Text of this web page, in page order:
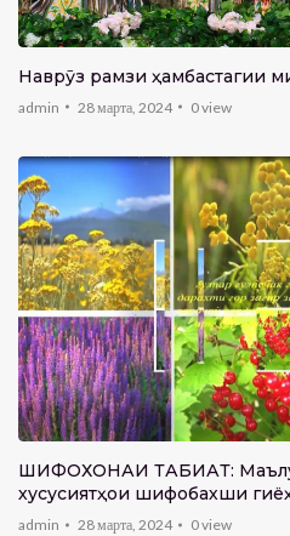
Наврӯз рамзи ҳамбастагии
admin 28 марта, 2024 0view
ШИФОХОНАИ ТАБИАТ:
хусусиятҳои шифобахши
инсон
admin 28 марта, 2024 0view